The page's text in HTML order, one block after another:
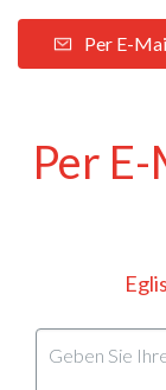
Per E-
Per